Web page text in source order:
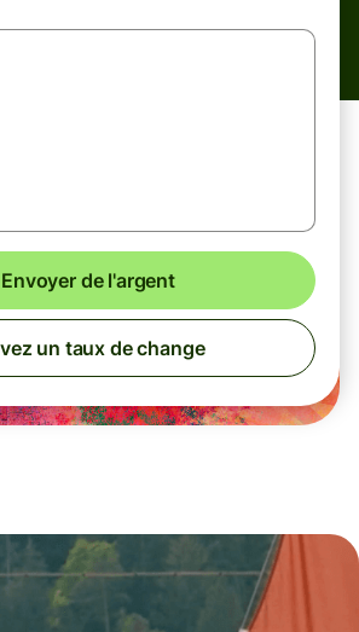
Envoyer de l'argent
un taux de change